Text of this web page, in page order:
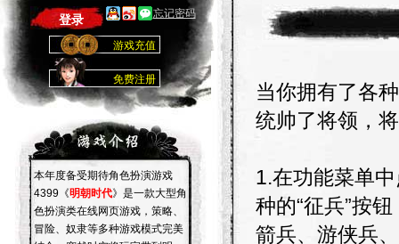
忘记密码
游戏充值
免费注册
本年度备受期待角色扮演游戏
4399《明朝时代》是一款大型角
色扮演类在线网页游戏，策略、
冒险、奴隶等多种游戏模式完美
当你拥有了各
统帅了将领，
1.在功能菜单
种的“征兵”按
箭兵、游侠兵